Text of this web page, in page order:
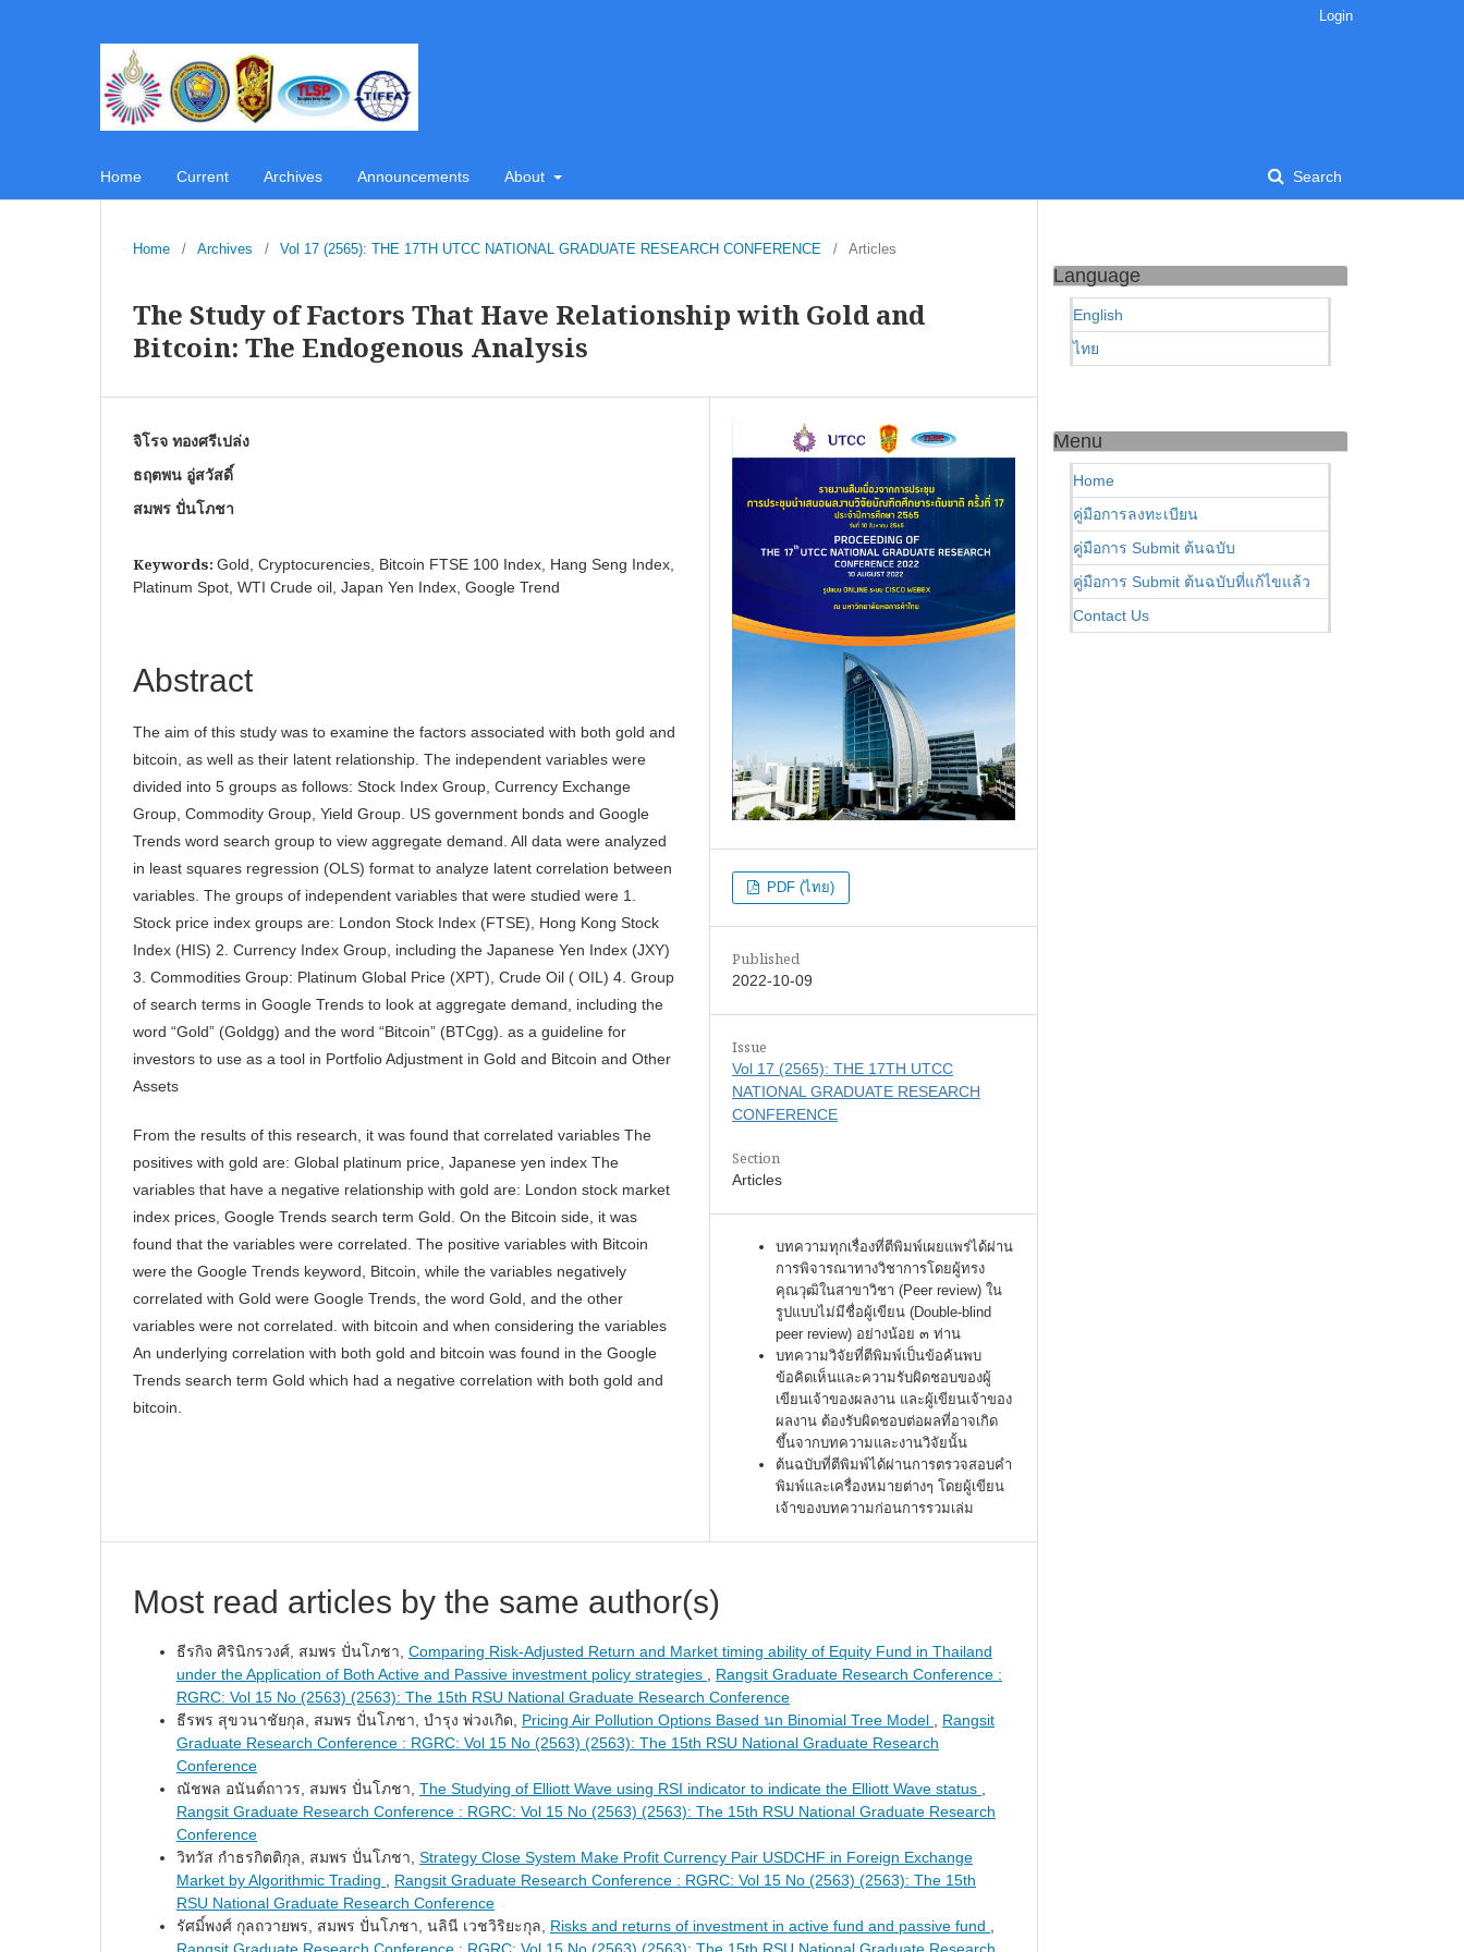
Home Current Archives Announcements About Search
Login
Home / Archives / Vol 17 (2565): THE 17TH UTCC NATIONAL GRADUATE RESEARCH CONFERENCE / Articles
The Study of Factors That Have Relationship with Gold and
Bitcoin: The Endogenous Analysis
จิโรจ ทองศรีเปล่ง
ธฤตพน อู่สวัสดิ์
สมพร ปั่นโภชา
Keywords: Gold, Cryptocurencies, Bitcoin FTSE 100 Index, Hang Seng Index,
Platinum Spot, WTI Crude oil, Japan Yen Index, Google Trend
Abstract
The aim of this study was to examine the factors associated with both gold and
bitcoin, as well as their latent relationship. The independent variables were
divided into 5 groups as follows: Stock Index Group, Currency Exchange
Group, Commodity Group, Yield Group. US government bonds and Google
Trends word search group to view aggregate demand. All data were analyzed
in least squares regression (OLS) format to analyze latent correlation between
variables. The groups of independent variables that were studied were 1.
Stock price index groups are: London Stock Index (FTSE), Hong Kong Stock
Index (HIS) 2. Currency Index Group, including the Japanese Yen Index (JXY)
3. Commodities Group: Platinum Global Price (XPT), Crude Oil ( OIL) 4. Group
of search terms in Google Trends to look at aggregate demand, including the
word “Gold” (Goldgg) and the word “Bitcoin” (BTCgg). as a guideline for
investors to use as a tool in Portfolio Adjustment in Gold and Bitcoin and Other
Assets
From the results of this research, it was found that correlated variables The
positives with gold are: Global platinum price, Japanese yen index The
variables that have a negative relationship with gold are: London stock market
index prices, Google Trends search term Gold. On the Bitcoin side, it was
found that the variables were correlated. The positive variables with Bitcoin
were the Google Trends keyword, Bitcoin, while the variables negatively
correlated with Gold were Google Trends, the word Gold, and the other
variables were not correlated. with bitcoin and when considering the variables
An underlying correlation with both gold and bitcoin was found in the Google
Trends search term Gold which had a negative correlation with both gold and
bitcoin.
PDF (ไทย)
Published
2022-10-09
Issue
Vol 17 (2565): THE 17TH UTCC
NATIONAL GRADUATE RESEARCH
CONFERENCE
Section
Articles
บทความทุกเรื่องที่ตีพิมพ์เผยแพร่ได้ผ่าน
การพิจารณาทางวิชาการโดยผู้ทรง
คุณวุฒิในสาขาวิชา (Peer review) ใน
รูปแบบไม่มีชื่อผู้เขียน (Double-blind
peer review) อย่างน้อย ๓ ท่าน
บทความวิจัยที่ตีพิมพ์เป็นข้อค้นพบ
ข้อคิดเห็นและความรับผิดชอบของผู้
เขียนเจ้าของผลงาน และผู้เขียนเจ้าของ
ผลงาน ต้องรับผิดชอบต่อผลที่อาจเกิด
ขึ้นจากบทความและงานวิจัยนั้น
ต้นฉบับที่ตีพิมพ์ได้ผ่านการตรวจสอบคำ
พิมพ์และเครื่องหมายต่างๆ โดยผู้เขียน
เจ้าของบทความก่อนการรวมเล่ม
Most read articles by the same author(s)
ธีรกิจ ศิรินิกรวงศ์, สมพร ปั่นโภชา, Comparing Risk-Adjusted Return and Market timing ability of Equity Fund in Thailand
under the Application of Both Active and Passive investment policy strategies
Rangsit Graduate Research Conference :
RGRC: Vol 15 No (2563) (2563): The 15th RSU National Graduate Research Conference
ธีรพร สุขวนาชัยกุล, สมพร ปั่นโภชา, บำรุง พ่วงเกิด, Pricing Air Pollution Options Based นn Binomial Tree Model
Rangsit
Graduate Research Conference : RGRC: Vol 15 No (2563) (2563): The 15th RSU National Graduate Research
Conference
ณัชพล อนันต์ถาวร, สมพร ปั่นโภชา, The Studying of Elliott Wave using RSI indicator to indicate the Elliott Wave status
Rangsit Graduate Research Conference : RGRC: Vol 15 No (2563) (2563): The 15th RSU National Graduate Research
Conference
วิทวัส กำธรกิตติกุล, สมพร ปั่นโภชา, Strategy Close System Make Profit Currency Pair USDCHF in Foreign Exchange
Market by Algorithmic Trading
Rangsit Graduate Research Conference : RGRC: Vol 15 No (2563) (2563): The 15th
RSU National Graduate Research Conference
รัศมิ์พงศ์ กุลถวายพร, สมพร ปั่นโภชา, นลินี เวชวิริยะกุล, Risks and returns of investment in active fund and passive fund
Language
English
ไทย
Menu
Home
คู่มือการลงทะเบียน
คู่มือการ Submit ต้นฉบับ
คู่มือการ Submit ต้นฉบับที่แก้ไขแล้ว
Contact Us